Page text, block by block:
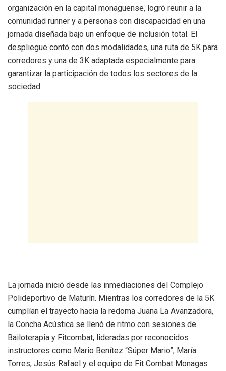
organización en la capital monaguense, logró reunir a la
comunidad runner y a personas con discapacidad en una
jornada diseñada bajo un enfoque de inclusión total. El
despliegue contó con dos modalidades, una ruta de 5K para
corredores y una de 3K adaptada especialmente para
garantizar la participación de todos los sectores de la
sociedad.
​La jornada inició desde las inmediaciones del Complejo
Polideportivo de Maturín. Mientras los corredores de la 5K
cumplían el trayecto hacia la redoma Juana La Avanzadora,
la Concha Acústica se llenó de ritmo con sesiones de
Bailoterapia y Fitcombat, lideradas por reconocidos
instructores como Mario Benítez “Súper Mario”, María
Torres, Jesús Rafael y el equipo de Fit Combat Monagas